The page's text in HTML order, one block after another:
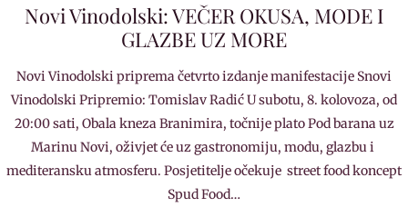
Novi Vinodolski: VEČER OKUSA, MODE I
GLAZBE UZ MORE
Novi Vinodolski priprema četvrto izdanje manifestacije Snovi
Vinodolski Pripremio: Tomislav Radić U subotu, 8. kolovoza, od
20:00 sati, Obala kneza Branimira, točnije plato Pod barana uz
Marinu Novi, oživjet će uz gastronomiju, modu, glazbu i
mediteransku atmosferu. Posjetitelje očekuje street food koncept
Spud Food…